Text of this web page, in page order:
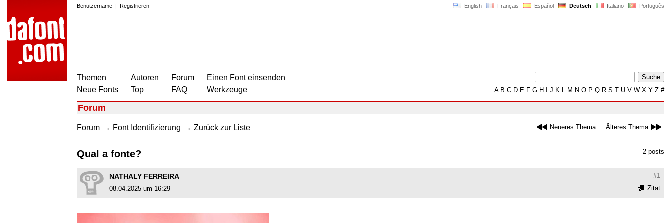
English Français Español Deutsch Italiano Português
Benutzername | Registrieren
Themen
Neue Fonts
Autoren
Top
Forum
FAQ
Einen Font einsenden
Werkzeuge
AB C D E F G H J K L M N O P Q R S T U V W X Y Z #
Forum
Neueres Thema Älteres Thema
Forum → Font Identifizierung → Zurück zur Liste
2 posts
Qual a fonte?
#1
NATHALY FERREIRA
Zitat
08.04.2025 um 16:29